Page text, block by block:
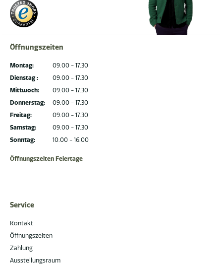
Öffnungszeiten
Montag:
Dienstag :
Mittwoch:
Donnerstag:
Freitag:
Samstag:
Sonntag:
09.00 - 17.30
09.00 - 17.30
09.00 - 17.30
09.00 - 17.30
09.00 - 17.30
09.00 - 17.30
10.00 - 16.00
Öffnungszeiten Feiertage
Service
Kontakt
Öffnungszeiten
Zahlung
Ausstellungsraum